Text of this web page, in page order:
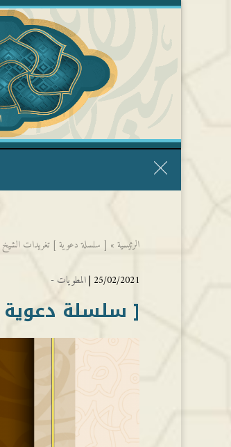
الرئيسية » [ سلسلة دعوية ] تغريدات
25/02/2021 | المطويات -
[ سلسلة دعوية